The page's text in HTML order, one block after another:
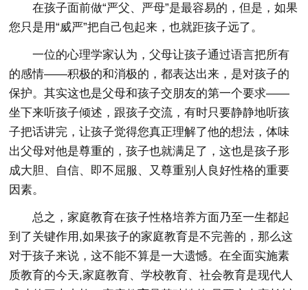
在孩子面前做“严父、严母”是最容易的，但是，如果
您只是用“威严”把自己包起来，也就距孩子远了。
一位的心理学家认为，父母让孩子通过语言把所有
的感情——积极的和消极的，都表达出来，是对孩子的
保护。其实这也是父母和孩子交朋友的第一个要求——
坐下来听孩子倾述，跟孩子交流，有时只要静静地听孩
子把话讲完，让孩子觉得您真正理解了他的想法，体味
出父母对他是尊重的，孩子也就满足了，这也是孩子形
成大胆、自信、即不屈服、又尊重别人良好性格的重要
因素。
总之，家庭教育在孩子性格培养方面乃至一生都起
到了关键作用,如果孩子的家庭教育是不完善的，那么这
对于孩子来说，这不能不算是一大遗憾。在全面实施素
质教育的今天,家庭教育、学校教育、社会教育是现代人